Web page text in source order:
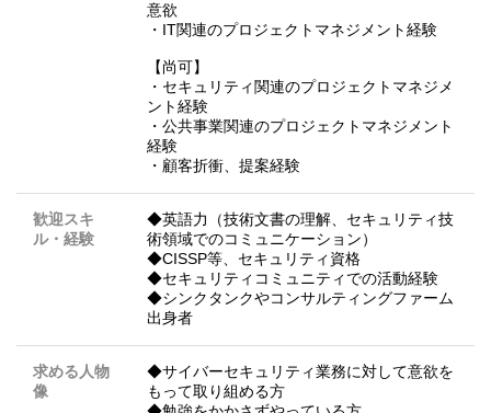
意欲
・IT関連のプロジェクトマネジメント経験
【尚可】
・セキュリティ関連のプロジェクトマネジメ
ント経験
・公共事業関連のプロジェクトマネジメント
経験
・顧客折衝、提案経験
歓迎スキ
ル・経験
◆英語力（技術文書の理解、セキュリティ技
術領域でのコミュニケーション）
◆CISSP等、セキュリティ資格
◆セキュリティコミュニティでの活動経験
◆シンクタンクやコンサルティングファーム
出身者
求める人物
像
◆サイバーセキュリティ業務に対して意欲を
もって取り組める方